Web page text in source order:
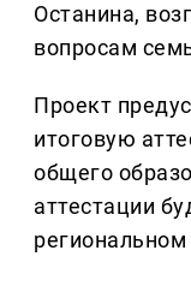
Останина,
вопросам
Проект
итоговую
общего
аттестации
региональном